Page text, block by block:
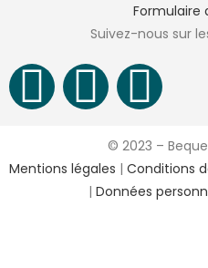
Suivez-nous sur
© 2023 –
Mentions légales | Conditions
| Données